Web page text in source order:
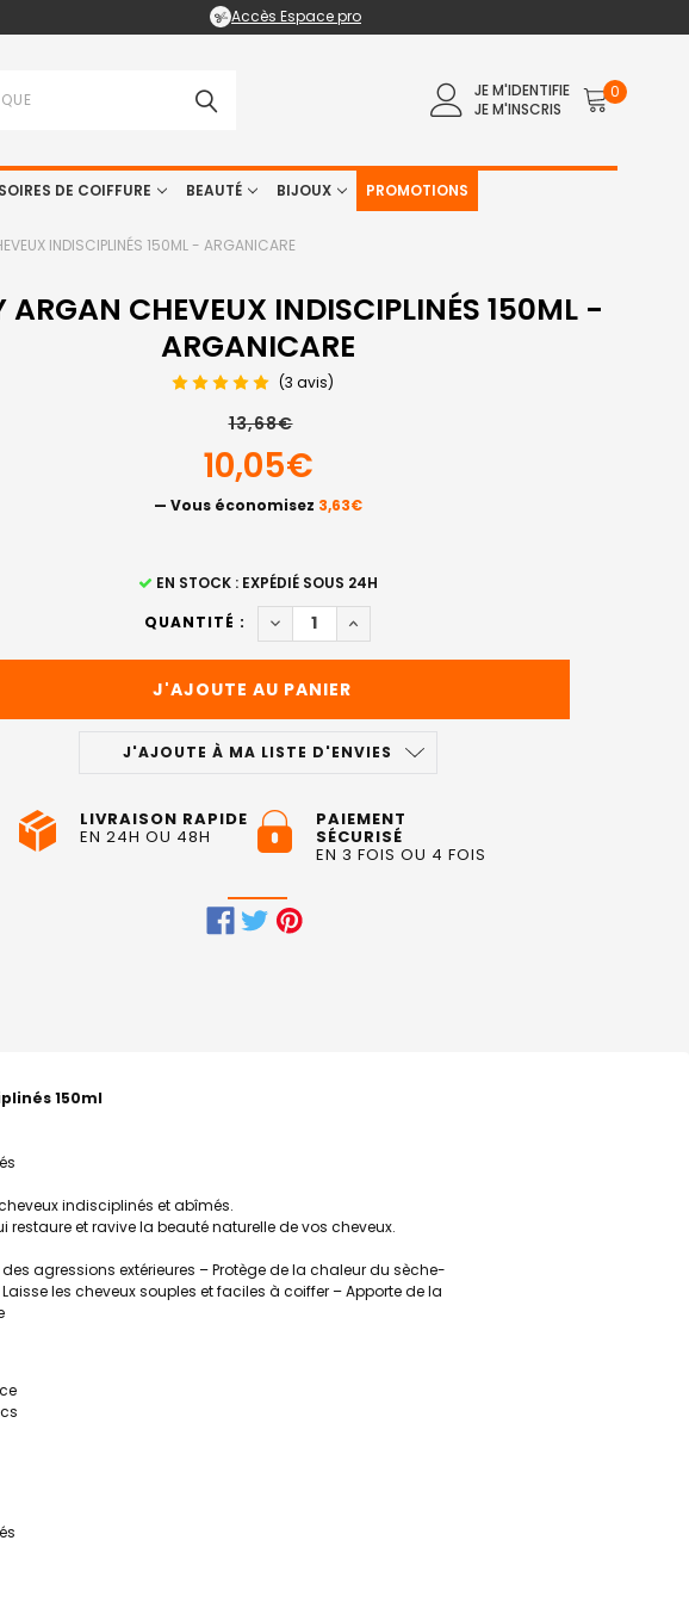
Accès Espace pro
JE M'IDENTIFIE
JE M'INSCRIS
0
DE COIFFURE BEAUTÉ BIJOUX PROMOTIONS
INDISCIPLINÉS 150ML - ARGANICARE
ARGAN CHEVEUX INDISCIPLINÉS 150ML -
ARGANICARE
(3 avis)
13,68€
10,05€
— Vous économisez 3,63€
EN STOCK : EXPÉDIÉ SOUS 24H
QUANTITÉ :
DIMINUER LA QUANTITÉ DE SPRAY ARGAN
AUGMENTER LA QUANTITÉ DE SPRAY
J'AJOUTE À MA LISTE D'ENVIES
LIVRAISON RAPIDE
EN 24H OU 48H
PAIEMENT
SÉCURISÉ
EN 3 FOIS OU 4 FOIS
150ml
indisciplinés et abîmés.
restaure et ravive la beauté naturelle de vos cheveux.
agressions extérieures – Protège de la chaleur du sèche-
les cheveux souples et faciles à coiffer – Apporte de la